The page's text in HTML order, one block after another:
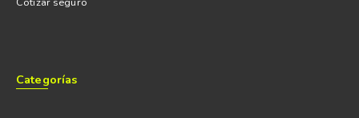
Categorías